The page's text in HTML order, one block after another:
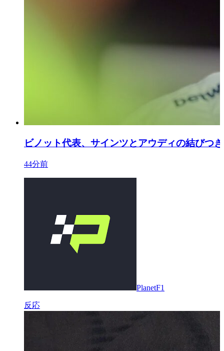
ビノット代表、サインツとアウディの結びつ
44分前
PlanetF1
反応